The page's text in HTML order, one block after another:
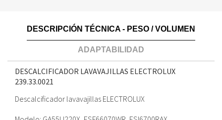
DESCRIPCIÓN TÉCNICA - PESO / VOLUMEN
ADAPTABILIDAD
DESCALCIFICADOR LAVAVAJILLAS ELECTROLUX
239.33.0021
Descalcificador lavavajillas ELECTROLUX